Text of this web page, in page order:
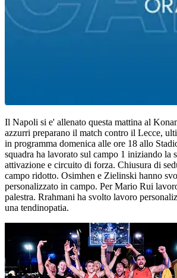
Il Napoli si e' allenato questa mattina al
azzurri preparano il match contro il Lecce,
in programma domenica alle ore 18 allo
squadra ha lavorato sul campo 1 iniziando la
attivazione e circuito di forza. Chiusura di
campo ridotto. Osimhen e Zielinski hanno
personalizzato in campo. Per Mario Rui
palestra. Rrahmani ha svolto lavoro
una tendinopatia.